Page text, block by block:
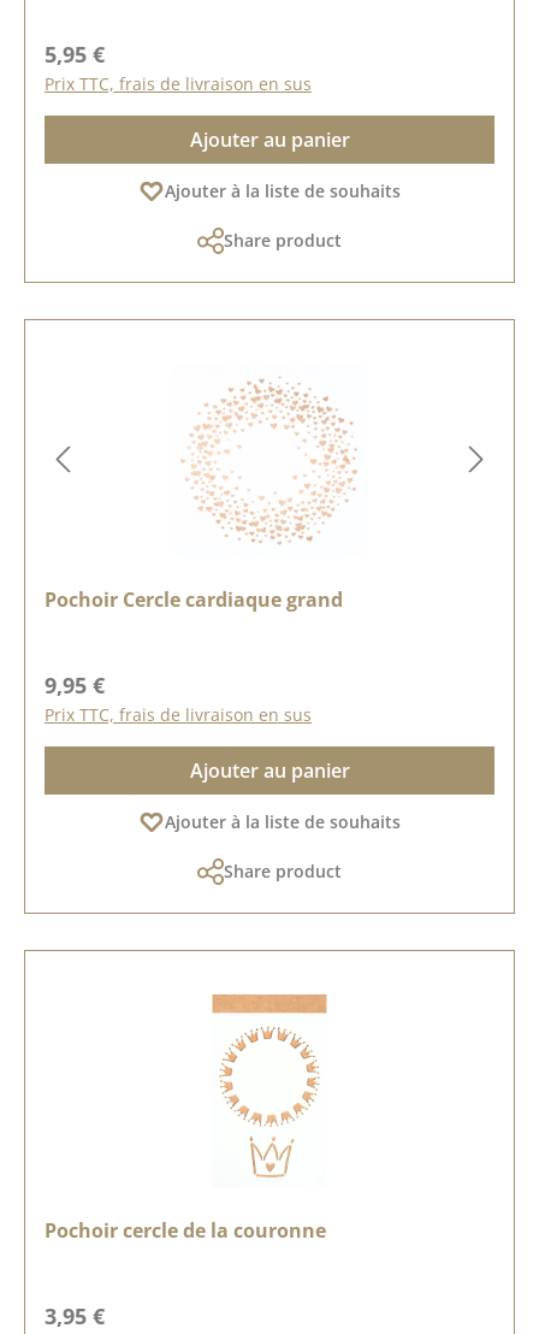
Prix régulier :
5,95 €
Prix TTC, frais de livraison en sus
Ajouter au panier
Ajouter à la liste de souhaits
Share product
Pochoir Cercle cardiaque grand
Prix régulier :
9,95 €
Prix TTC, frais de livraison en sus
Ajouter au panier
Ajouter à la liste de souhaits
Share product
Pochoir cercle de la couronne
Prix régulier :
3,95 €